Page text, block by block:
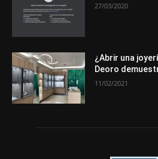
27/03/2020
¿Abrir una
Deoro
11/02/2021